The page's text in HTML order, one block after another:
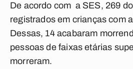
De acordo com a SES, 269
registrados em crianças com
Dessas, 14 acabaram
pessoas de faixas etárias
morreram.